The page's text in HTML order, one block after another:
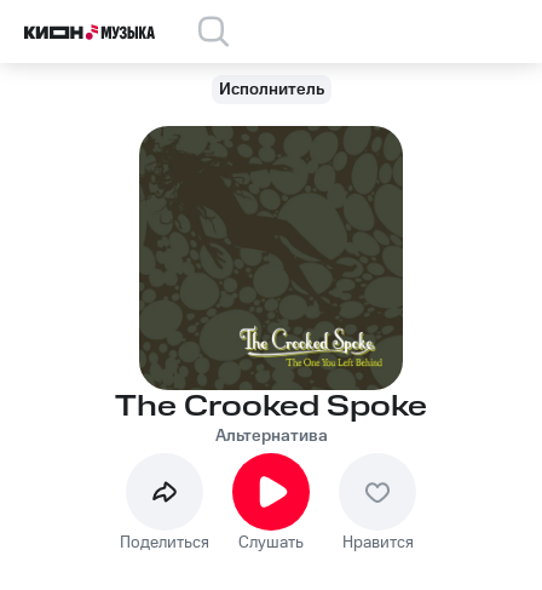
Исполнитель
The Crooked Spoke
Альтернатива
Поделиться Слушать Нравится